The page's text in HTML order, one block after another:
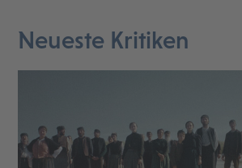
Neueste Kritiken